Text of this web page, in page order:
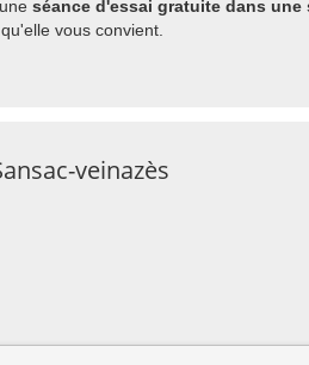
séance d'essai gratuite dans une
vous convient.
veinazès